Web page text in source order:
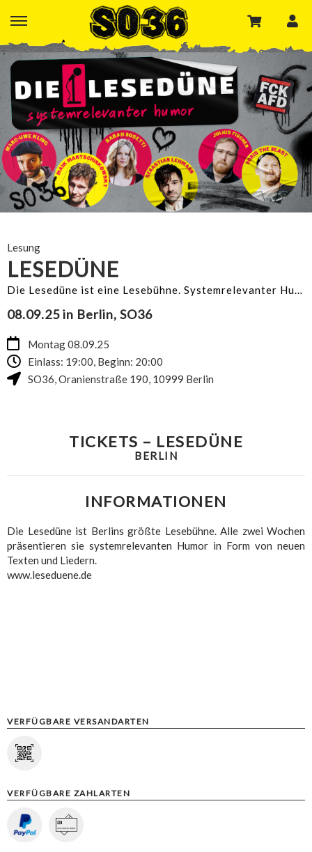
Lesung
LESEDÜNE
Die Lesedüne ist eine Lesebühne. Systemrelevanter Humor
08.09.25 in Berlin, SO36
Montag 08.09.25
Einlass: 19:00, Beginn: 20:00
SO36,Oranienstraße 190, 10999 Berlin
TICKETS – LESEDÜNE
BERLIN
INFORMATIONEN
Die Lesedüne ist Berlins größte Lesebühne. Alle zwei Wochen
präsentieren sie systemrelevanten Humor in Form von neuen
Texten und Liedern.
www.leseduene.de
VERFÜGBARE VERSANDARTEN
VERFÜGBARE ZAHLARTEN